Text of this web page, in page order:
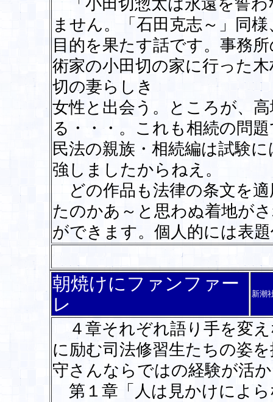
「小田切惣太は永遠を誓
ません。「石田克志～」同
目的を果たす話です。事務
術家の小田切の家に行った
切の妻らしき
女性と出会う。ところが、
る・・・。これも相続の問
民法の親族・相続編は試験
強しましたからねえ。
どの作品も法律の条文を
たのかあ～と思わぬ着地が
ができます。個人的には表
朝焼けにファンファー
レ
新潮
４章それぞれ語り手を変
に励む司法修習生たちの姿
守さんならではの経験が活
第１章「人は見かけによら